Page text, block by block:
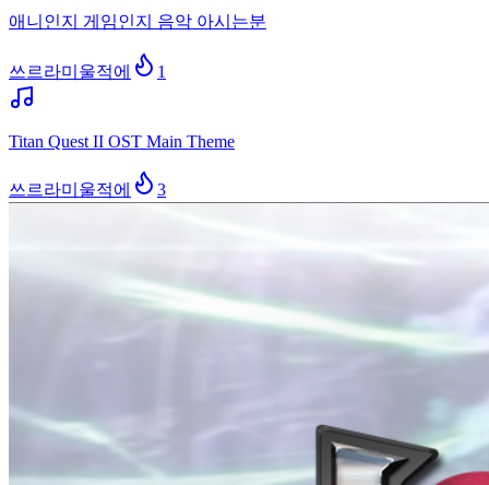
애니인지 게임인지 음악 아시는분
쓰르라미울적에 1
Titan Quest II OST Main Theme
쓰르라미울적에 3